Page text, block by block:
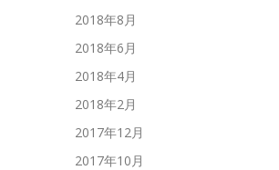
2018年8月
2018年6月
2018年4月
2018年2月
2017年12月
2017年10月